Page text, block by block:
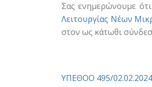
Σας ενημερώνουμε
Λειτουργίας Νέων
στον ως κάτωθι
ΥΠΕΘΟΟ 495/02.02.2024